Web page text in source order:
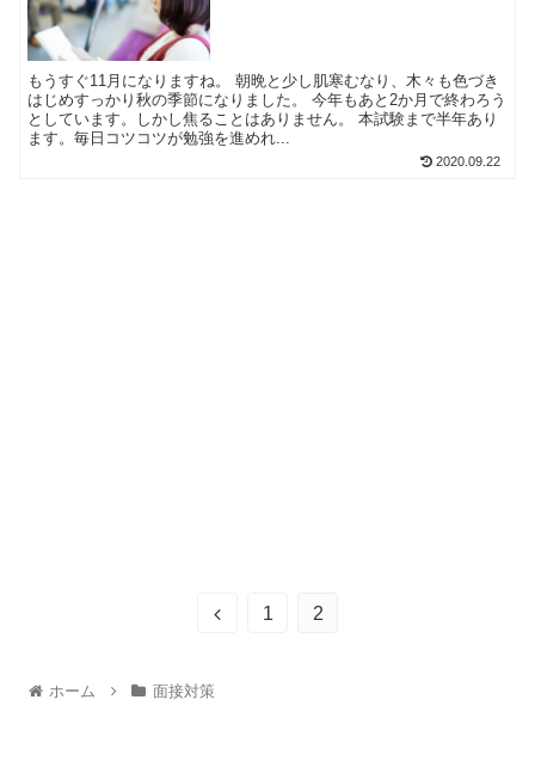
もうすぐ11月になりますね。 朝晩と少し肌寒むなり、木々も色づき
はじめすっかり秋の季節になりました。 今年もあと2か月で終わろう
としています。しかし焦ることはありません。 本試験まで半年あり
ます。毎日コツコツが勉強を進めれ...
2020.09.22
1 2
ホーム 面接対策